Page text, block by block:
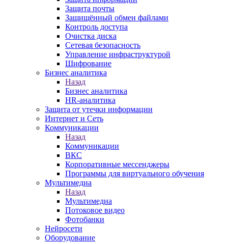
Защита почты
Защищённый обмен файлами
Контроль доступа
Очистка диска
Сетевая безопасность
Управление инфраструктурой
Шифрование
Бизнес аналитика
Назад
Бизнес аналитика
HR-аналитика
Защита от утечки информации
Интернет и Сеть
Коммуникации
Назад
Коммуникации
ВКС
Корпоративные мессенджеры
Программы для виртуального обучения
Мультимедиа
Назад
Мультимедиа
Потоковое видео
Фотобанки
Нейросети
Оборудование